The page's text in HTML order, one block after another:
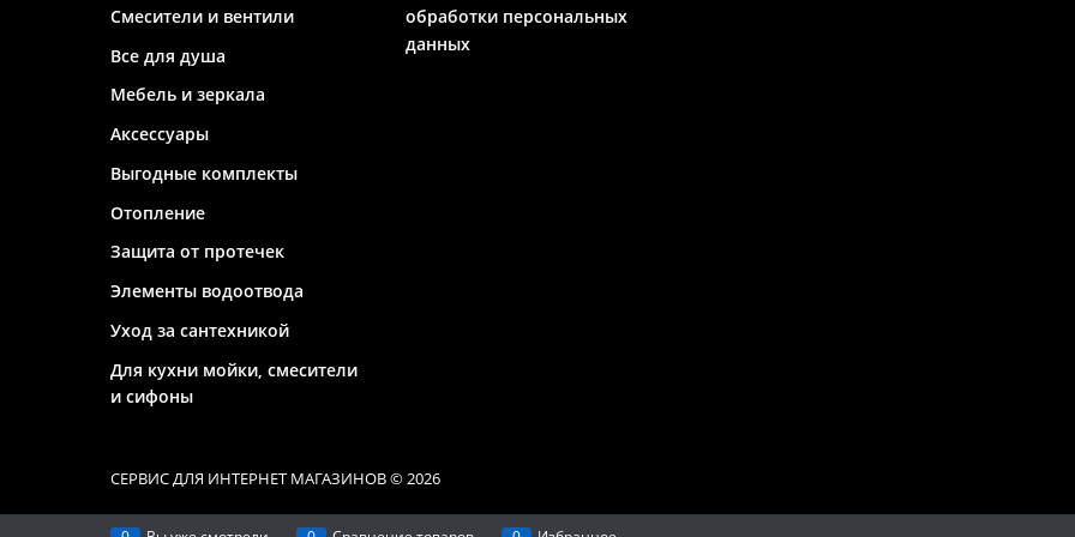
Смесители и вентили
Все для душа
Мебель и зеркала
Аксессуары
Выгодные комплекты
Отопление
Защита от протечек
Элементы водоотвода
Уход за сантехникой
Для кухни мойки, смесители
и сифоны
обработки персональных
данных
СЕРВИС ДЛЯ ИНТЕРНЕТ МАГАЗИНОВ© 2026